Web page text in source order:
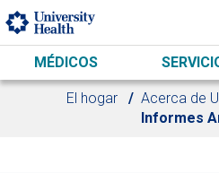
Skip to main content
MÉDICOS
El hogar
Acerca de
Informes